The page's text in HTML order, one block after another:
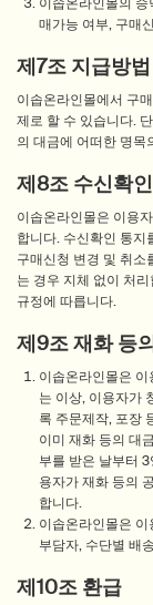
매가능 여부, 구매
제7조 지급방법
이솝온라인몰에서 구
제로 할 수 있습니다.
의 대금에 어떠한 명목
제8조 수신확
이솝온라인몰은 이용
합니다. 수신확인 통지
구매신청 변경 및 취소
는 경우 지체 없이 처
규정에 따릅니다.
제9조 재화 등
이솝온라인몰은
는 이상, 이용자가
록 주문제작, 포장
이미 재화 등의 대
부를 받은 날부터
용자가 재화 등의
합니다.
이솝온라인몰은
부담자, 수단별 배
제10조 환급